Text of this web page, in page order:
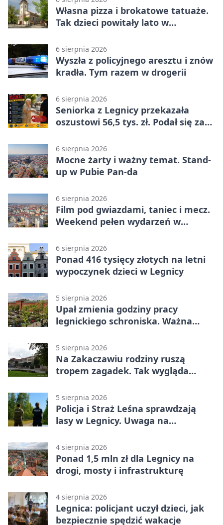
Własna pizza i brokatowe tatuaże.
Tak dzieci powitały lato w
6 sierpnia 2026
Wyszła z policyjnego aresztu i znów
kradła. Tym razem w drogerii
6 sierpnia 2026
Seniorka z Legnicy przekazała
oszustowi 56,5 tys. zł. Podał się za
6 sierpnia 2026
Mocne żarty i ważny temat. Stand-
up w Pubie Pan-da
6 sierpnia 2026
Film pod gwiazdami, taniec i mecz.
Weekend pełen wydarzeń w
6 sierpnia 2026
Ponad 416 tysięcy złotych na letni
wypoczynek dzieci w Legnicy
5 sierpnia 2026
Upał zmienia godziny pracy
legnickiego schroniska. Ważna
5 sierpnia 2026
Na Zakaczawiu rodziny ruszą
tropem zagadek. Tak wygląda
5 sierpnia 2026
Policja i Straż Leśna sprawdzają
lasy w Legnicy. Uwaga na
4 sierpnia 2026
Ponad 1,5 mln zł dla Legnicy na
drogi, mosty i infrastrukturę
4 sierpnia 2026
Legnica: policjant uczył dzieci, jak
bezpiecznie spędzić wakacje